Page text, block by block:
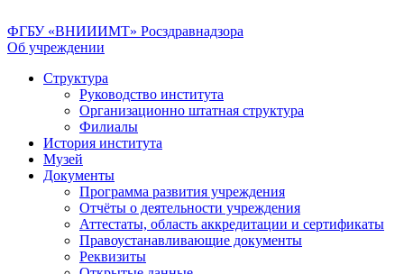
ФГБУ «ВНИИИМТ» Росздравнадзора
Об учреждении
Структура
Руководство института
Организационно штатная структура
Филиалы
История института
Музей
Документы
Программа развития учреждения
Отчёты о деятельности учреждения
Аттестаты, область аккредитации и сертификаты
Правоустанавливающие документы
Реквизиты